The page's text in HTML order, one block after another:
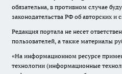
обязательна, в противном случае
законодательства РФ об авторских и
Редакция портала не несет
пользователей, а также материалы
«На информационном ресурсе
технологии (информационные